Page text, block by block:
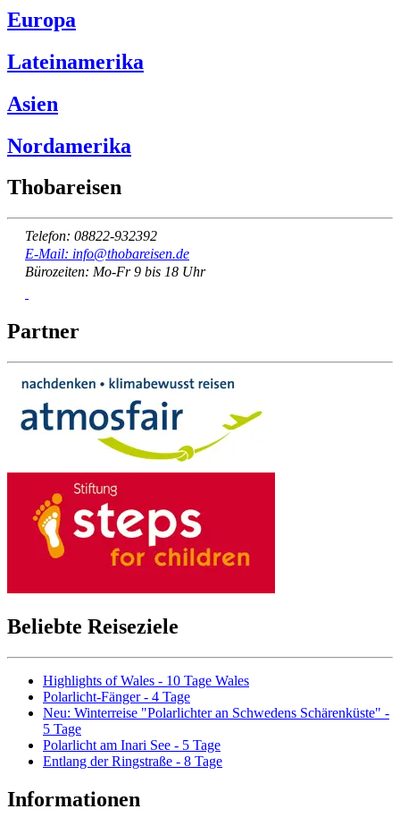
Europa
Lateinamerika
Asien
Nordamerika
Thobareisen
Telefon: 08822-932392
E-Mail: info@thobareisen.de
Bürozeiten: Mo-Fr 9 bis 18 Uhr
Partner
Beliebte Reiseziele
Highlights of Wales - 10 Tage Wales
Polarlicht-Fänger - 4 Tage
Neu: Winterreise "Polarlichter an Schwedens Schärenküste" -
5 Tage
Polarlicht am Inari See - 5 Tage
Entlang der Ringstraße - 8 Tage
Informationen